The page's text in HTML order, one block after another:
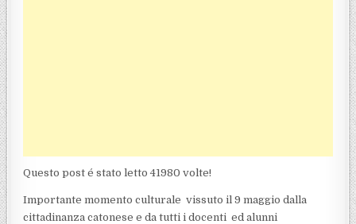
Questo post é stato letto 41980 volte!
Importante momento culturale vissuto il 9 maggio dalla
cittadinanza catonese e da tutti i docenti ed alunni